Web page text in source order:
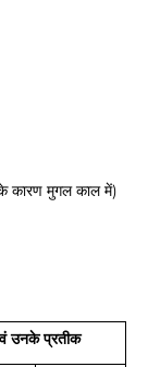
कारण मुगल काल में)
उनके प्रतीक